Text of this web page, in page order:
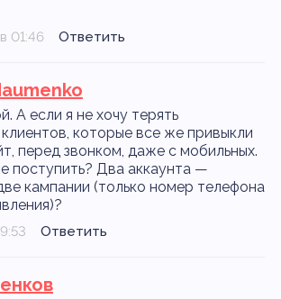
01:46 Ответить
А если я не хочу терять
которые все же привыкли
перед звонком, даже с мобильных.
поступить? Два аккаунта —
кампании (только номер телефона
Ответить